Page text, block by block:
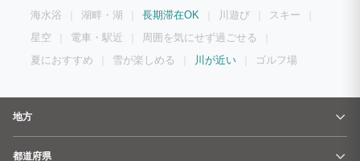
海水浴
湖畔・湖 長期滞在OK 川遊び
スキー
星空
電車・駅近
周囲を気にせず過ごせる
夏におすすめ
雪が楽しめる 川が近い ゴルフ場
地方
都道府県